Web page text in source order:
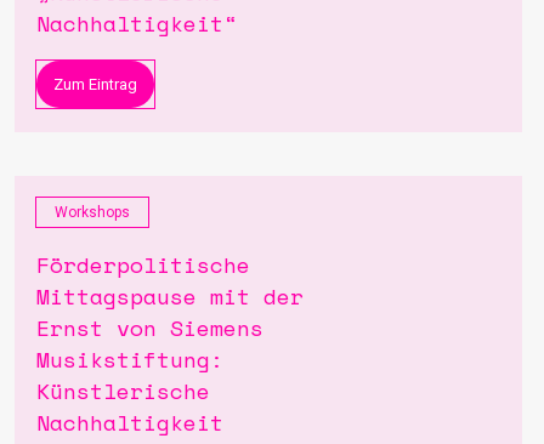
Nachhaltigkeit“
Zum Eintrag
Workshops
Förderpolitische
Mittagspause mit der
Ernst von Siemens
Musikstiftung:
Künstlerische
Nachhaltigkeit